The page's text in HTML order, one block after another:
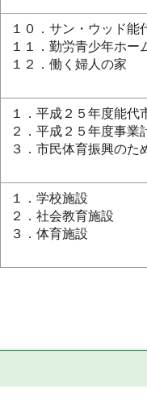
１０．サン・ウッド能
１１．勤労青少年ホー
１２．働く婦人の家
１．平成２５年度能代
２．平成２５年度事業
３．市民体育振興のた
１．学校施設
２．社会教育施設
３．体育施設